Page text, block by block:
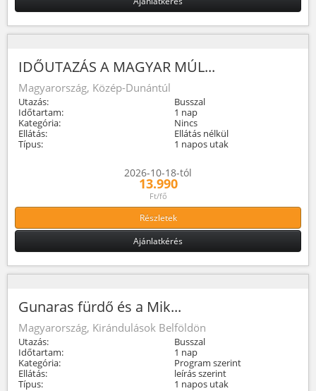
IDŐUTAZÁS A MAGYAR MÚL...
Magyarország, Közép-Dunántúl
Utazás:
Busszal
Időtartam:
1 nap
Kategória:
Nincs
Ellátás:
Ellátás nélkül
Típus:
1 napos utak
2026-10-18-tól
13.990
Ft/fő
Részletek
Ajánlatkérés
Gunaras fürdő és a Mik...
Magyarország, Kirándulások Belföldön
Utazás:
Busszal
Időtartam:
1 nap
Kategória:
Program szerint
Ellátás:
leírás szerint
Típus:
1 napos utak